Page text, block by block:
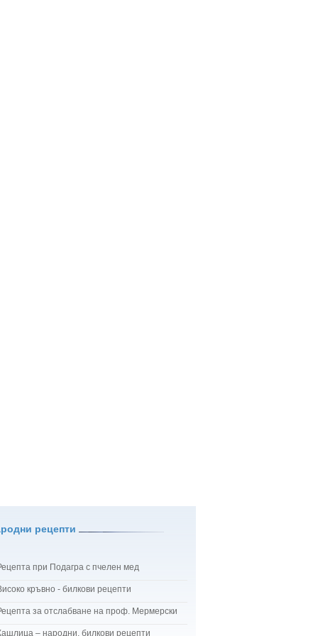
рецепти
при Подагра с пчелен мед
кръвно - билкови рецепти
за отслабване на проф. Мермерски
– народни, билкови рецепти